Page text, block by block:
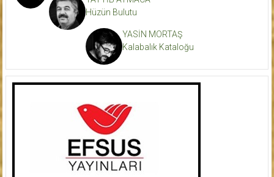
Hüzün Bulutu
YASİN MORTAŞ
Kalabalık Kataloğu